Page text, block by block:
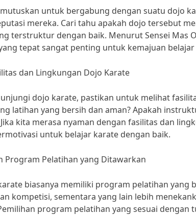
untuk bergabung dengan suatu dojo
mereka. Cari tahu apakah dojo tersebut
terstruktur dengan baik. Menurut Sensei Mas
tepat sangat penting untuk kemajuan belajar
dan Lingkungan Dojo Karate
dojo karate, pastikan untuk melihat
latihan yang bersih dan aman? Apakah
kita merasa nyaman dengan fasilitas dan
untuk belajar karate dengan baik.
Program Pelatihan yang Ditawarkan
biasanya memiliki program pelatihan yang
kompetisi, sementara yang lain lebih
program pelatihan yang sesuai